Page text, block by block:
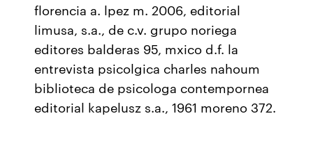
florencia a. lpez m. 2006, editorial
limusa, s.a., de c.v. grupo noriega
editores balderas 95, mxico d.f. la
entrevista psicolgica charles nahoum
biblioteca de psicologa contempornea
editorial kapelusz s.a., 1961 moreno 372.